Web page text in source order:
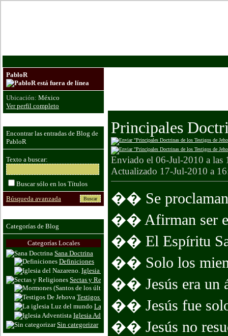
Principales
Enviado el 06-Jul-2010 a
Actualizado 17-Jul-2010 a
�� Se proclaman
�� Afirman ser el
�� El Espíritu
�� Solo los
�� Jesús era un
�� Jesús fue
�� Jesús no
PabloR
Ubicación: México
Ver perfil completo
Encontrar las entradas de Blog de
PabloR
Texto a buscar:
Buscar sólo en los Títulos
Búsqueda avanzada
Categorías de Blog
Categorías Locales
Sana Doctrina
Definiciones
Iglesia del Nazareno.
Sectas y Religiones
Mormones (Santos de los últimos dias)
Testigos De Jehova
La iglesia Luz del mundo
Iglesia Adventista
Sin categorizar